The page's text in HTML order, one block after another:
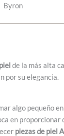
Byron
de la más alta
por su elegancia.
algo pequeño
en
piezas de piel